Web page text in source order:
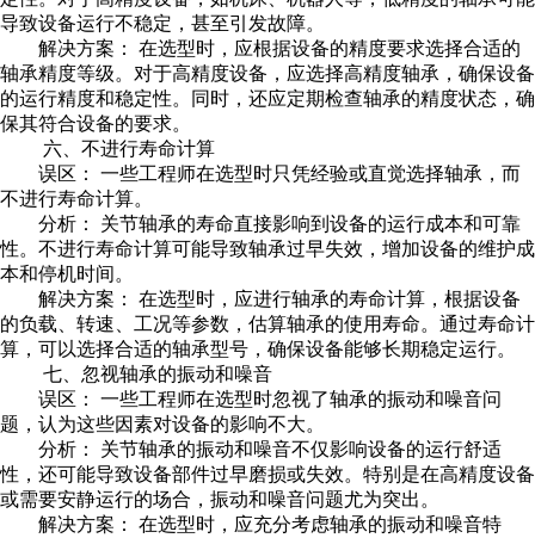
导致设备运行不稳定，甚至引发故障。
解决方案： 在选型时，应根据设备的精度要求选择合适的
轴承精度等级。对于高精度设备，应选择高精度轴承，确保设备
的运行精度和稳定性。同时，还应定期检查轴承的精度状态，确
保其符合设备的要求。
六、不进行寿命计算
误区： 一些工程师在选型时只凭经验或直觉选择轴承，而
不进行寿命计算。
分析： 关节轴承的寿命直接影响到设备的运行成本和可靠
性。不进行寿命计算可能导致轴承过早失效，增加设备的维护成
本和停机时间。
解决方案： 在选型时，应进行轴承的寿命计算，根据设备
的负载、转速、工况等参数，估算轴承的使用寿命。通过寿命计
算，可以选择合适的轴承型号，确保设备能够长期稳定运行。
七、忽视轴承的振动和噪音
误区： 一些工程师在选型时忽视了轴承的振动和噪音问
题，认为这些因素对设备的影响不大。
分析： 关节轴承的振动和噪音不仅影响设备的运行舒适
性，还可能导致设备部件过早磨损或失效。特别是在高精度设备
或需要安静运行的场合，振动和噪音问题尤为突出。
解决方案： 在选型时，应充分考虑轴承的振动和噪音特